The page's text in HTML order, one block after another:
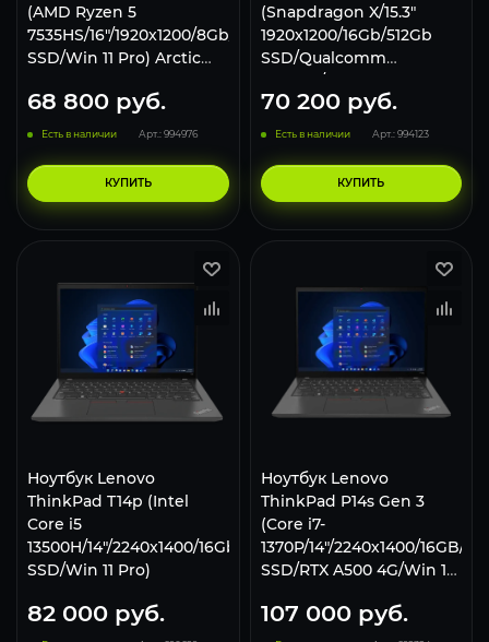
(AMD Ryzen 5
7535HS/16"/1920x1200/8Gb/256Gb
SSD/Win 11 Pro) Arctic
68 800 руб.
Есть в наличии Арт.: 994976
КУПИТЬ
(Snapdragon X/15.3"
1920x1200/16Gb/512Gb
SSD/Qualcomm
Adreno/Windows 11
Home) Серый, Русская
раскладка
70 200руб.
Есть в наличии Арт.: 994123
КУПИТЬ
Ноутбук Lenovo
ThinkPad T14p (Intel
Core i5
13500H/14"/2240x1400/16Gb/512Gb
SSD/Win 11 Pro)
82 000 руб.
Ноутбук Lenovo
ThinkPad P14s Gen 3
(Core i7-
1370P/14"/2240х1400/16GB/
SSD/RTX A500 4G/Win 11
107 000руб.